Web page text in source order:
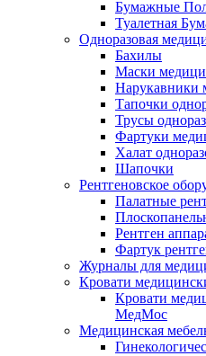
Бумажные
Туалетная
Одноразовая
Бахилы
Маски
Нарукавники
Тапочки
Трусы
Фартуки
Халат
Шапочки
Рентгеновское
Палатные
Рентген
Фартук
Журналы для
Кровати
Кровати
МедМос
Медицинская